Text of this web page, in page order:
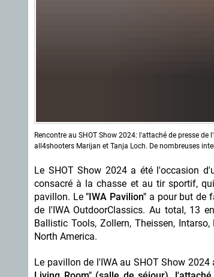
Rencontre au SHOT Show 2024: l'attaché de presse
all4shooters Marijan et Tanja Loch. De nombreuses
Le SHOT Show 2024 a été l'occasion
consacré à la chasse et au tir sportif,
pavillon. Le"IWA Pavilion" a pour but de
de l'IWA OutdoorClassics. Au total, 13
Ballistic Tools, Zollern, Theissen,
North America.
Le pavillon de l'IWA au SHOT Show